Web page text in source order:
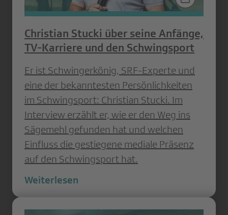
Christian Stucki über seine Anfänge,
TV-Karriere und den Schwingsport
Er ist Schwingerkönig, SRF-Experte und
eine der bekanntesten Persönlichkeiten
im Schwingsport: Christian Stucki. Im
Interview erzählt er, wie er den Weg ins
Sägemehl gefunden hat und welchen
Einfluss die gestiegene mediale Präsenz
auf den Schwingsport hat.
Weiterlesen